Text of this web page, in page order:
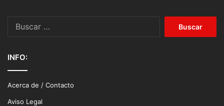
INFO:
Acerca de / Contacto
Aviso Legal